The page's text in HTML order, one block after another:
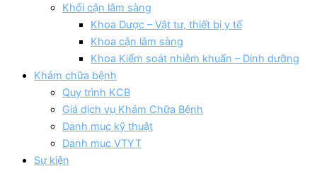
Khối cận lâm sàng
Khoa Dược – Vật tư, thiết bị y tế
Khoa cận lâm sàng
Khoa Kiểm soát nhiễm khuẩn – Dinh dưỡng
Khám chữa bệnh
Quy trình KCB
Giá dịch vụ Khám Chữa Bệnh
Danh mục kỹ thuật
Danh mục VTYT
Sự kiện